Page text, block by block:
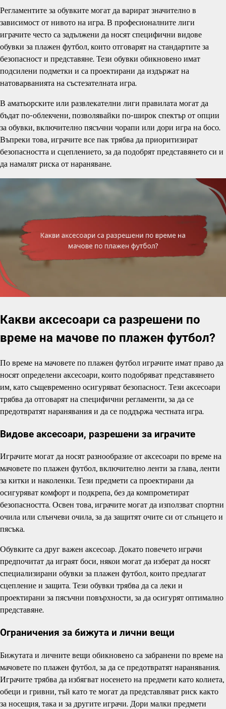
Регламентите за обувките могат да варират значително в
зависимост от нивото на игра. В професионалните лиги
играчите често са задължени да носят специфични видове
обувки за плажен футбол, които отговарят на стандартите за
безопасност и представяне. Тези обувки обикновено имат
подсилени подметки и са проектирани да издържат на
натоварванията на състезателната игра.
В аматьорските или развлекателни лиги правилата могат да
бъдат по-облекчени, позволявайки по-широк спектър от опции
за обувки, включително пясъчни чорапи или дори игра на босо.
Въпреки това, играчите все пак трябва да приоритизират
безопасността и сцеплението, за да подобрят представянето си и
да намалят риска от нараняване.
Какви аксесоари са разрешени по
време на мачове по плажен футбол?
По време на мачовете по плажен футбол играчите имат право да
носят определени аксесоари, които подобряват представянето
им, като същевременно осигуряват безопасност. Тези аксесоари
трябва да отговарят на специфични регламенти, за да се
предотвратят наранявания и да се поддържа честната игра.
Видове аксесоари, разрешени за играчите
Играчите могат да носят разнообразие от аксесоари по време на
мачовете по плажен футбол, включително ленти за глава, ленти
за китки и наколенки. Тези предмети са проектирани да
осигуряват комфорт и подкрепа, без да компрометират
безопасността. Освен това, играчите могат да използват спортни
очила или слънчеви очила, за да защитят очите си от слънцето и
пясъка.
Обувките са друг важен аксесоар. Докато повечето играчи
предпочитат да играят боси, някои могат да изберат да носят
специализирани обувки за плажен футбол, които предлагат
сцепление и защита. Тези обувки трябва да са леки и
проектирани за пясъчни повърхности, за да осигурят оптимално
представяне.
Ограничения за бижута и лични вещи
Бижутата и личните вещи обикновено са забранени по време на
мачовете по плажен футбол, за да се предотвратят наранявания.
Играчите трябва да избягват носенето на предмети като колиета,
обеци и гривни, тъй като те могат да представляват риск както
за носещия, така и за другите играчи. Дори малки предмети